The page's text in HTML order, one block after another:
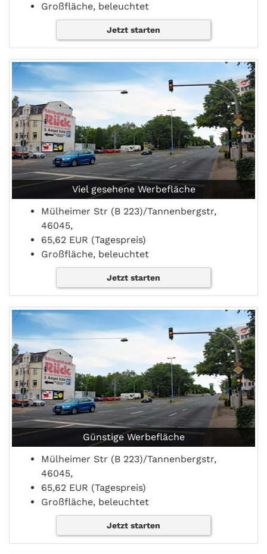
Großfläche, beleuchtet
Jetzt starten
Viel gesehene Werbefläche
Mülheimer Str (B 223)/Tannenbergstr,
46045,
65,62 EUR (Tagespreis)
Großfläche, beleuchtet
Jetzt starten
Günstige Werbefläche
Mülheimer Str (B 223)/Tannenbergstr,
46045,
65,62 EUR (Tagespreis)
Großfläche, beleuchtet
Jetzt starten